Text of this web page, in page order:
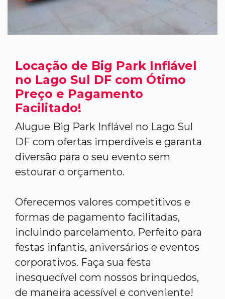
Locação de Big Park Inflável
no Lago Sul DF com Ótimo
Preço e Pagamento
Facilitado!
Alugue Big Park Inflável no Lago Sul
DF com ofertas imperdíveis e garanta
diversão para o seu evento sem
estourar o orçamento.
Oferecemos valores competitivos e
formas de pagamento facilitadas,
incluindo parcelamento. Perfeito para
festas infantis, aniversários e eventos
corporativos. Faça sua festa
inesquecível com nossos brinquedos,
de maneira acessível e conveniente!